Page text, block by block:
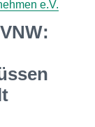
e.V.